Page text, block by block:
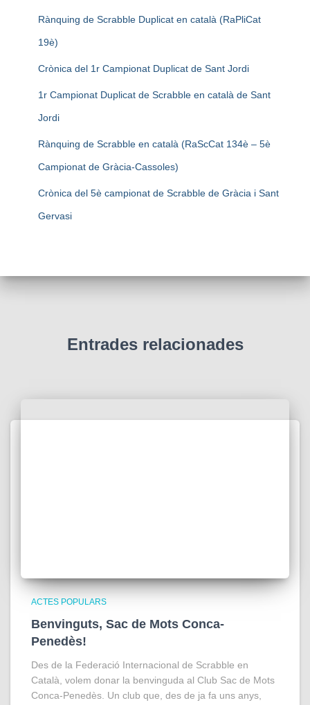
Rànquing de Scrabble Duplicat en català (RaPliCat
19è)
Crònica del 1r Campionat Duplicat de Sant Jordi
1r Campionat Duplicat de Scrabble en català de Sant
Jordi
Rànquing de Scrabble en català (RaScCat 134è – 5è
Campionat de Gràcia-Cassoles)
Crònica del 5è campionat de Scrabble de Gràcia i Sant
Gervasi
Entrades relacionades
ACTES POPULARS
Benvinguts, Sac de Mots Conca-
Penedès!
Des de la Federació Internacional de Scrabble en
Català, volem donar la benvinguda al Club Sac de Mots
Conca-Penedès. Un club que, des de ja fa uns anys,